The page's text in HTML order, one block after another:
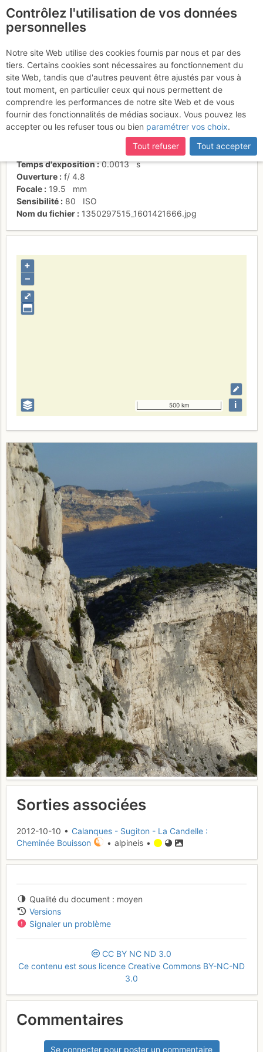
certaines pages ne sont plus accessibles, manquantes ou
incomplètes, déconnectez-vous puis reconnectez-vous à votre
compte sur le site.
Depuis un relais
Activités
Date/heure
10 oct. 2012 10:02
Contributeur
alpineis
individuel (CC by-nc-nd)
Panasonic DMC-FH20
Temps d'exposition
0.0013 s
Ouverture
f/ 4.8
Focale
19.5
mm
Sensibilité
80
ISO
Nom du fichier
1350297515_1601421666.jpg
⤢
+
–
500 km i
Sorties associées
2012-10-10 • Calanques - Sugiton - La Candelle :
Cheminée Bouisson
• alpineis •
Qualité du document
moyen
Versions
Signaler un problème
CC BY NC ND 3.0
Ce contenu est sous licence Creative Commons BY-NC-ND
3.0
Commentaires
Se connecter pour poster un commentaire
Contrôlez l'utilisation de vos données
personnelles
Notre site Web utilise des cookies fournis par nous et par des
tiers. Certains cookies sont nécessaires au fonctionnement du
site Web, tandis que d'autres peuvent être ajustés par vous à
tout moment, en particulier ceux qui nous permettent de
comprendre les performances de notre site Web et de vous
fournir des fonctionnalités de médias sociaux. Vous pouvez les
accepter ou les refuser tous ou bien paramétrer vos choix.
Tout refuser
Tout accepter